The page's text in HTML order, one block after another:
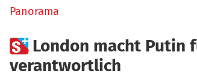
Panorama
 London macht Putin
verantwortlich